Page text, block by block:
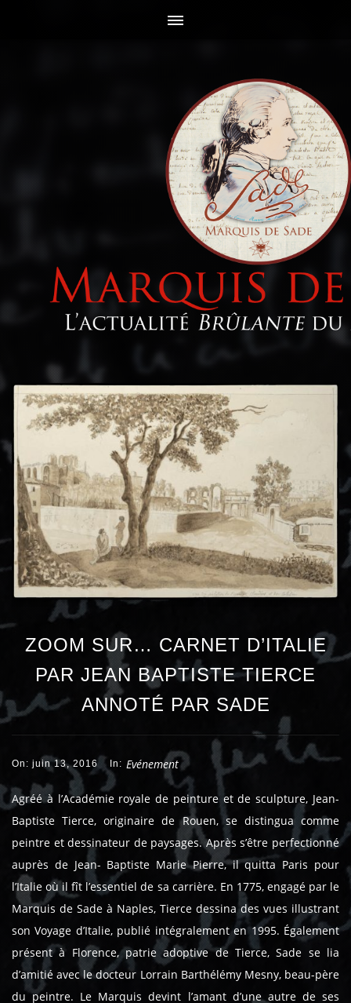
ZOOM SUR… CARNET D’ITALIE
PAR JEAN BAPTISTE TIERCE
ANNOTÉ PAR SADE
On: juin 13, 2016 In: Evénement
Agréé à l’Académie royale de peinture et de sculpture, Jean-
Baptiste Tierce, originaire de Rouen, se distingua comme
peintre et dessinateur de paysages. Après s’être perfectionné
auprès de Jean- Baptiste Marie Pierre, il quitta Paris pour
l’Italie où il fît l’essentiel de sa carrière. En 1775, engagé par le
Marquis de Sade à Naples, Tierce dessina des vues illustrant
son Voyage d’Italie, publié intégralement en 1995. Également
présent à Florence, patrie adoptive de Tierce, Sade se lia
d’amitié avec le docteur Lorrain Barthélémy Mesny, beau-père
du peintre. Le Marquis devint l’amant d’une autre de ses